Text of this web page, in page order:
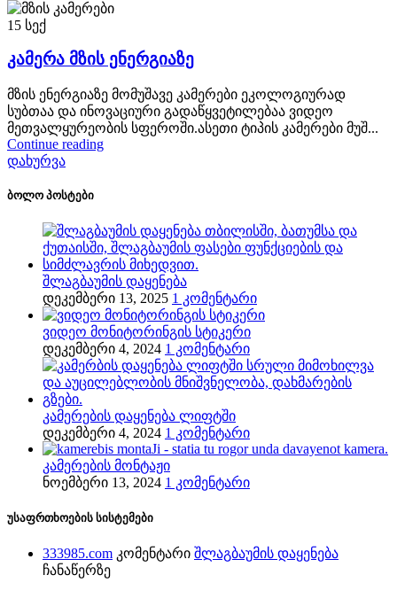
15 სექ
კამერა მზის ენერგიაზე
მზის ენერგიაზე მომუშავე კამერები ეკოლოგიურად
სუბთაა და ინოვაციური გადაწყვეტილებაა ვიდეო
მეთვალყურეობის სფეროში.ასეთი ტიპის კამერები მუშ...
Continue reading
დახურვა
ბოლო პოსტები
შლაგბაუმის დაყენება
დეკემბერი 13, 2025 1 კომენტარი
ვიდეო მონიტორინგის სტიკერი
დეკემბერი 4, 2024 1 კომენტარი
კამერების დაყენება ლიფტში
დეკემბერი 4, 2024 1 კომენტარი
კამერების მონტაჟი
ნოემბერი 13, 2024 1 კომენტარი
უსაფრთხოების სისტემები
333985.com კომენტარი შლაგბაუმის დაყენება
ჩანაწერზე